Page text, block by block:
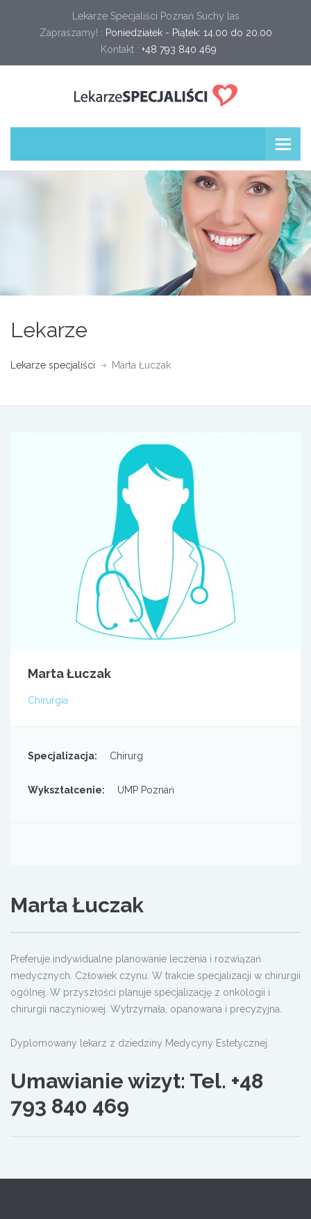
Lekarze Specjaliści Poznań Suchy las
Zapraszamy! : Poniedziałek - Piątek: 14.00 do 20.00
Kontakt : +48 793 840 469
Lekarze
Lekarze specjaliści Marta Łuczak
Marta Łuczak
Chirurgia
Specjalizacja: Chirurg
Wykształcenie: UMP Poznań
Marta Łuczak
Preferuje indywidualne planowanie leczenia i rozwiązań
medycznych. Człowiek czynu. W trakcie specjalizacji w chirurgii
ogólnej. W przyszłości planuje specjalizację z onkologii i
chirurgii naczyniowej. Wytrzymała, opanowana i precyzyjna.
Dyplomowany lekarz z dziedziny Medycyny Estetycznej.
Umawianie wizyt: Tel. +48
793 840 469